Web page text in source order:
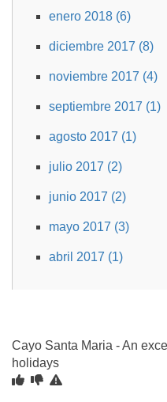
enero 2018 (6)
diciembre 2017 (8)
noviembre 2017 (4)
septiembre 2017 (1)
agosto 2017 (1)
julio 2017 (2)
junio 2017 (2)
mayo 2017 (3)
abril 2017 (1)
Cayo Santa Maria - An
holidays